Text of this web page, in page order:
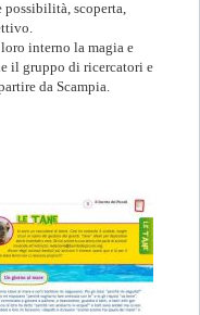
possibilità, scoperta,
interno la magia e
il gruppo di ricercatori e
da Scampia.